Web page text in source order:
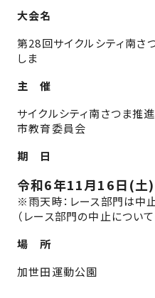
大会名
第28回サイクルシティ南
しま
主 催
サイクルシティ南さつま推
市教育委員会
期 日
令和6年11月16日(土)
※雨天時：レース部門は中
（レース部門の中止につい
場 所
加世田運動公園